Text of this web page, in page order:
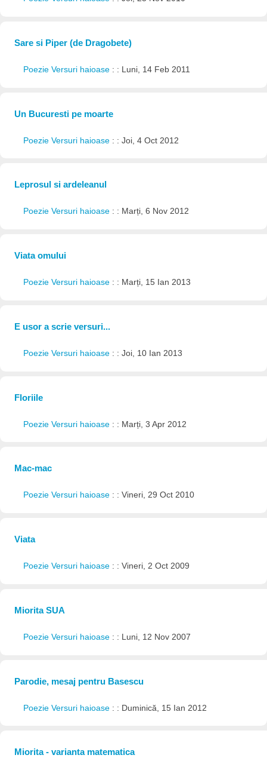
Sare si Piper (de Dragobete)
Poezie Versuri haioase : : Luni, 14 Feb 2011
Un Bucuresti pe moarte
Poezie Versuri haioase : : Joi, 4 Oct 2012
Leprosul si ardeleanul
Poezie Versuri haioase : : Marți, 6 Nov 2012
Viata omului
Poezie Versuri haioase : : Marți, 15 Ian 2013
E usor a scrie versuri...
Poezie Versuri haioase : : Joi, 10 Ian 2013
Floriile
Poezie Versuri haioase : : Marți, 3 Apr 2012
Mac-mac
Poezie Versuri haioase : : Vineri, 29 Oct 2010
Viata
Poezie Versuri haioase : : Vineri, 2 Oct 2009
Miorita SUA
Poezie Versuri haioase : : Luni, 12 Nov 2007
Parodie, mesaj pentru Basescu
Poezie Versuri haioase : : Duminică, 15 Ian 2012
Miorita - varianta matematica